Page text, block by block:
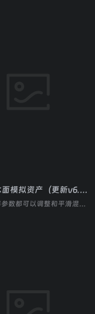
Unreal 水面模拟资产（更新v6.4 UE5.6 – 5.8）
乎所有海洋参数都可以调整和平滑混合，以实现实时海洋状态变化，以及按波浪关键帧为动画项目制作动画